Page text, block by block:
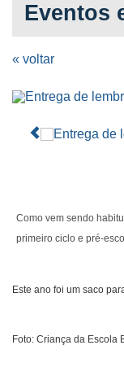
Eventos
« voltar
Como vem sendo
primeiro ciclo e pré-
Este ano foi um saco
Foto: Criança da Escola